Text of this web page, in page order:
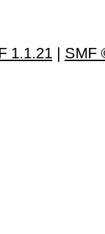
1.1.21| SMF